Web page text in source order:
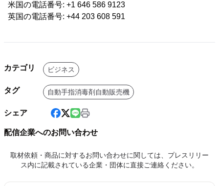
米国の電話番号: +1 646 586 9123
英国の電話番号: +44 203 608 591
カテゴリ ビジネス
タグ 自動手指消毒剤自動販売機
シェア
配信企業へのお問い合わせ
取材依頼・商品に対するお問い合わせに関しては、プレスリリー
ス内に記載されている企業・団体に直接ご連絡ください。